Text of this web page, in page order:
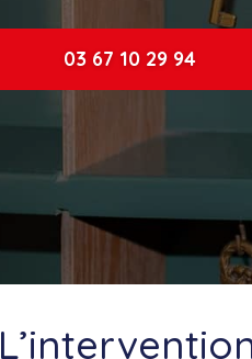
03 67 10 29 94